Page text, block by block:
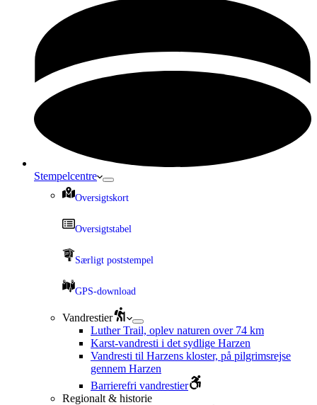
Stempelcentre
Oversigtskort
Oversigtstabel
Særligt poststempel
GPS-download
Vandrestier
Luther Trail, oplev naturen over 74 km
Karst-vandresti i det sydlige Harzen
Vandresti til Harzens kloster, på pilgrimsrejse
gennem Harzen
Barrierefri vandrestier
Regionalt & historie